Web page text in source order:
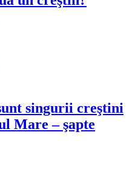
singurii creştini
Mare – şapte